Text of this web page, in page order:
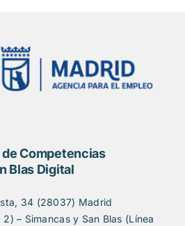
de Competencias
Blas Digital
34 (28037) Madrid
– Simancas y San Blas (Línea